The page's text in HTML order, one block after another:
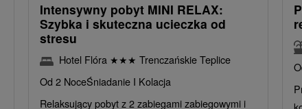
Intensywny pobyt MINI RELAX:
Szybka i skuteczna ucieczka od
stresu
Hotel Flóra ★★★ Trenczańskie Teplice
Od 2 NoceŚniadanie I Kolacja
Relaksujący pobyt z 2 zabiegami zabiegowymi i